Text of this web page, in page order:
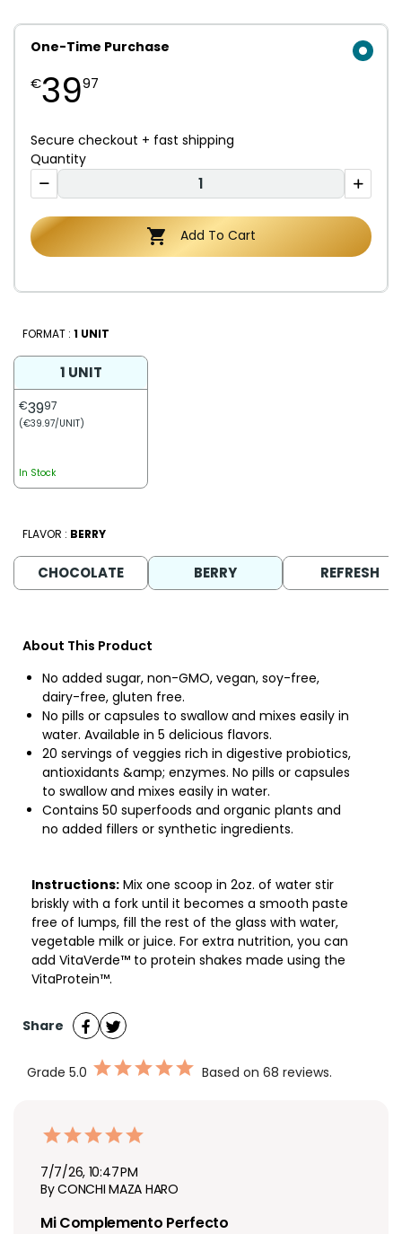
One-Time Purchase
€3997
Secure checkout + fast shipping
Quantity
 Add To Cart
FORMAT : 1 UNIT
1 UNIT
€3997
(€39.97/UNIT)
In Stock
FLAVOR : BERRY
CHOCOLATE BERRY REFRESH
About This Product
No added sugar, non-GMO, vegan, soy-free,
dairy-free, gluten free.
No pills or capsules to swallow and mixes easily in
water. Available in 5 delicious flavors.
20 servings of veggies rich in digestive probiotics,
antioxidants &amp; enzymes. No pills or capsules
to swallow and mixes easily in water.
Contains 50 superfoods and organic plants and
no added fillers or synthetic ingredients.
Instructions: Mix one scoop in 2oz. of water stir
briskly with a fork until it becomes a smooth paste
free of lumps, fill the rest of the glass with water,
vegetable milk or juice. For extra nutrition, you can
add VitaVerde™ to protein shakes made using the
VitaProtein™.
Share
Grade 5.0 Based on 68 reviews.
7/7/26, 10:47 PM
By CONCHI MAZA HARO
Mi Complemento Perfecto